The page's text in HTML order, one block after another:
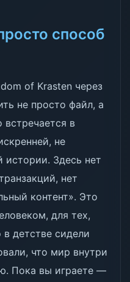
способ
of Krasten через
не просто файл, а
в
не
истории. Здесь нет
нет
контент». Это
для тех,
в детстве сидели
что мир внутри
Пока вы играете —